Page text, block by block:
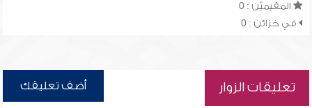
المقيميّن : 0
في خزائن : 0
تعليقات الزوار أضف تعليقك